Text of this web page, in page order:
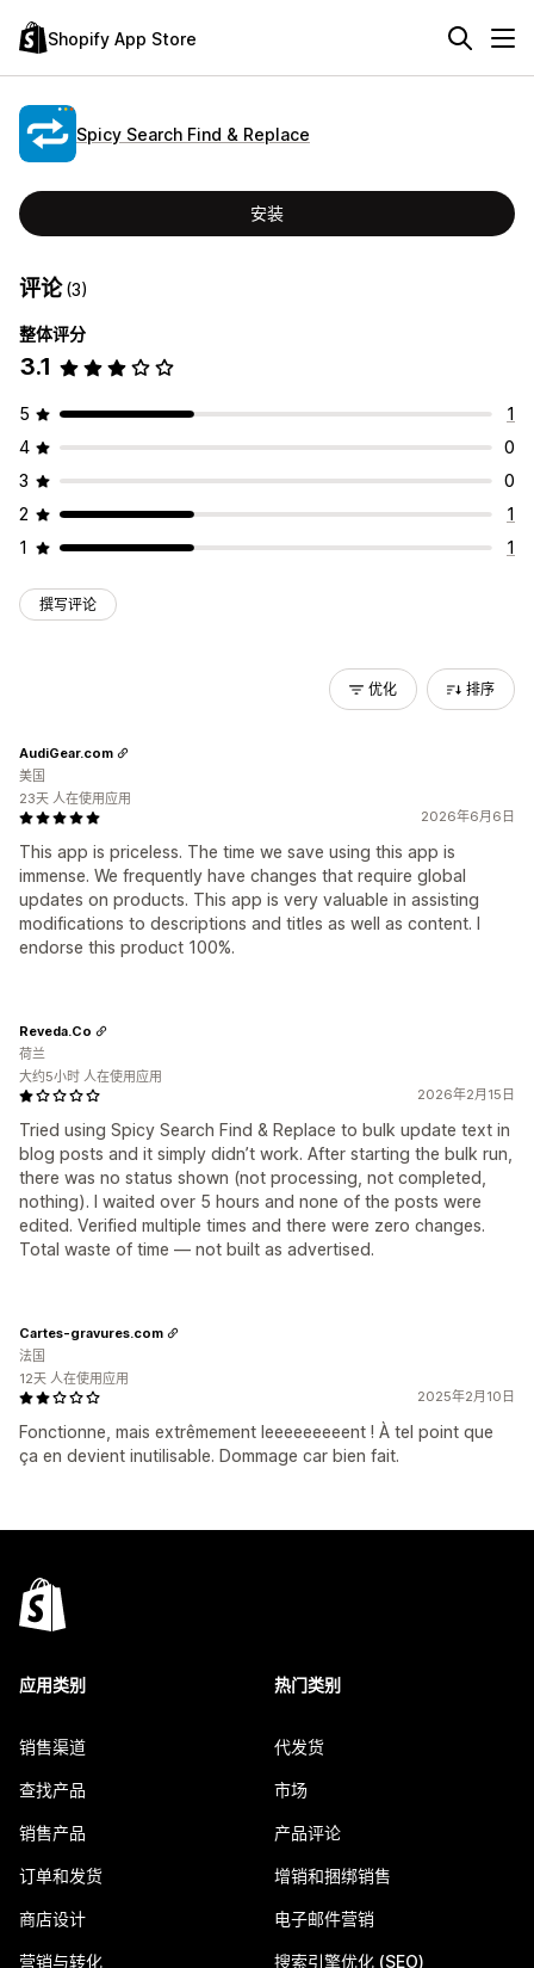
Shopify App Store
Spicy Search Find & Replace
安装
评论(3)
整体评分
3.1
5
1
4
0
3
0
2
1
1
1
撰写评论
优化 排序
2026年6月6日
This app is priceless. The time we save using this app is
immense. We frequently have changes that require global
updates on products. This app is very valuable in assisting
modifications to descriptions and titles as well as content. I
endorse this product 100%.
AudiGear.com
美国
23天 人在使用应用
2026年2月15日
Tried using Spicy Search Find & Replace to bulk update text in
blog posts and it simply didn’t work. After starting the bulk run,
there was no status shown (not processing, not completed,
nothing). I waited over 5 hours and none of the posts were
edited. Verified multiple times and there were zero changes.
Total waste of time — not built as advertised.
Reveda.Co
荷兰
大约5小时 人在使用应用
2025年2月10日
Fonctionne, mais extrêmement leeeeeeeeent ! À tel point que
ça en devient inutilisable. Dommage car bien fait.
Cartes-gravures.com
法国
12天 人在使用应用
应用类别
销售渠道
查找产品
销售产品
订单和发货
商店设计
营销与转化
热门类别
代发货
市场
产品评论
增销和捆绑销售
电子邮件营销
搜索引擎优化 (SEO)